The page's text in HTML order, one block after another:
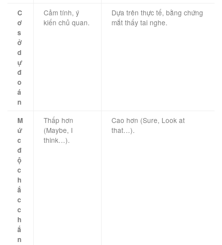
C
ơ
s
ở
d
ự
đ
o
á
n
Cảm tính, ý
kiến chủ quan.
Dựa trên thực tế, bằng chứng
mắt thấy tai nghe.
M
ứ
c
đ
ộ
c
h
ắ
c
c
h
ắ
n
Thấp hơn
(Maybe, I
think…).
Cao hơn (Sure, Look at
that…).